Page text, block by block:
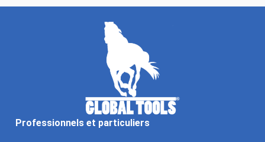
Professionnels et particuliers